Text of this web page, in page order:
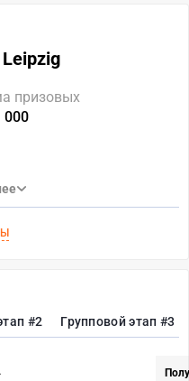
призовых
000
#2 Групповой этап #3